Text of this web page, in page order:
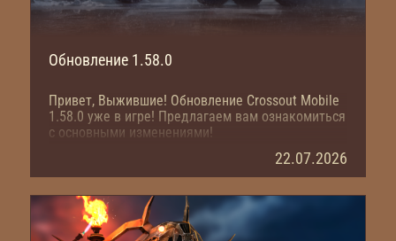
Обновление 1.58.0
Привет, Выжившие! Обновление Crossout Mobile
1.58.0 уже в игре! Предлагаем вам ознакомиться
с основными изменениями!
22.07.2026